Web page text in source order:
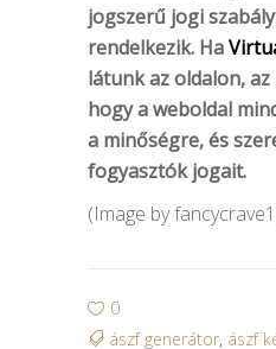
jogszerű jogi
rendelkezik. Ha
látunk az oldalon,
hogy a weboldal
a minőségre, és
fogyasztók jogait.
(Image by
0
ászf generátor, ászf